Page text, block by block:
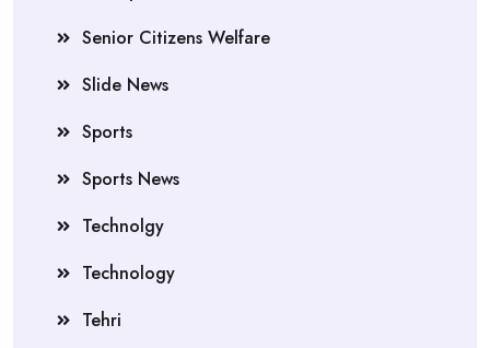
Senior Citizens Welfare
Slide News
Sports
Sports News
Technolgy
Technology
Tehri